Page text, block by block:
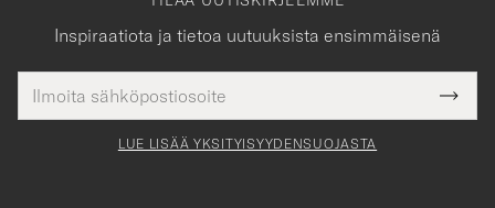
Inspiraatiota ja tietoa uutuuksista ensimmäisenä
tieto
Tack
för
LUE LISÄÄ YKSITYISYYDENSUOJASTA